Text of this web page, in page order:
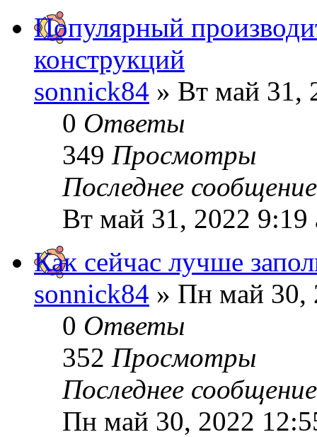
Популярный
конструкций
sonnick84 » Вт май 31,
0 Ответы
349 Просмотры
Последнее
Вт май 31, 2022 9:19
Как сейчас лучше
sonnick84 » Пн май 30,
0 Ответы
352 Просмотры
Последнее
Пн май 30, 2022